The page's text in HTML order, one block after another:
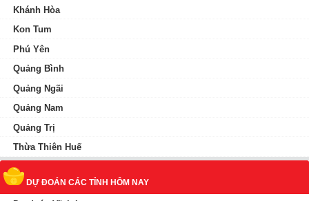
Khánh Hòa
Kon Tum
Phú Yên
Quảng Bình
Quảng Ngãi
Quảng Nam
Quảng Trị
Thừa Thiên Huế
DỰ ĐOÁN CÁC TỈNH HÔM NAY